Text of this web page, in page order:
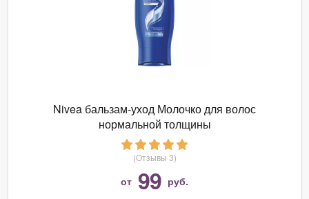
Nivea бальзам-уход Молочко для волос
нормальной толщины
(Отзывы 3)
от 99 руб.